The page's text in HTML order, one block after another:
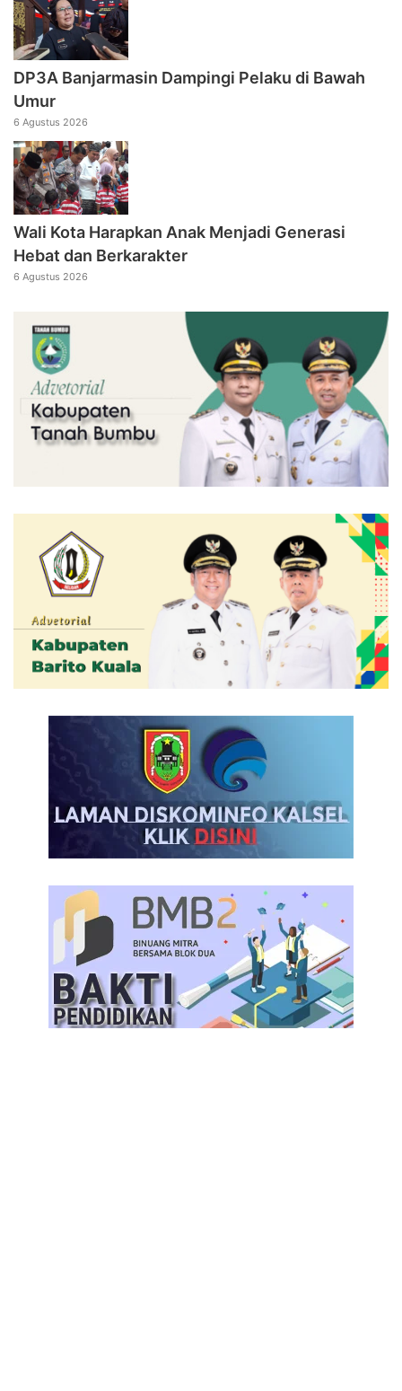
DP3A Banjarmasin Dampingi Pelaku di Bawah
Umur
6 Agustus 2026
Wali Kota Harapkan Anak Menjadi Generasi
Hebat dan Berkarakter
6 Agustus 2026